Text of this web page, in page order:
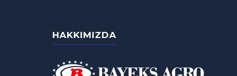
HAKKIMIZDA